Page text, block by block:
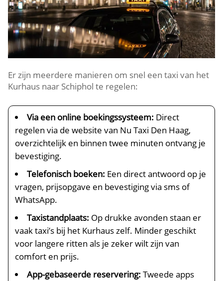
Er zijn meerdere manieren om snel een taxi van het
Kurhaus naar Schiphol te regelen:
Via een online boekingssysteem: Direct
regelen via de website van Nu Taxi Den Haag,
overzichtelijk en binnen twee minuten ontvang je
bevestiging.
Telefonisch boeken: Een direct antwoord op je
vragen, prijsopgave en bevestiging via sms of
WhatsApp.
Taxistandplaats: Op drukke avonden staan er
vaak taxi’s bij het Kurhaus zelf. Minder geschikt
voor langere ritten als je zeker wilt zijn van
comfort en prijs.
App-gebaseerde reservering: Tweede apps